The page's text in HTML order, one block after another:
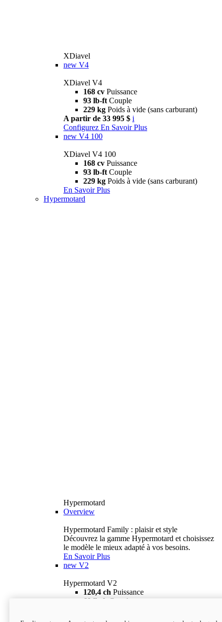
XDiavel
new V4
XDiavel V4
168 cv Puissance
93 lb-ft Couple
229 kg Poids à vide (sans carburant)
A partir de 33 995 $ i
Configurez En Savoir Plus
new V4 100
XDiavel V4 100
168 cv Puissance
93 lb-ft Couple
229 kg Poids à vide (sans carburant)
En Savoir Plus
Hypermotard
Hypermotard
Overview
Hypermotard Family : plaisir et style
Découvrez la gamme Hypermotard et choisissez
le modèle le mieux adapté à vos besoins.
En Savoir Plus
new V2
Hypermotard V2
120,4 ch Puissance
69 lb-ft
Couple
18 895 $